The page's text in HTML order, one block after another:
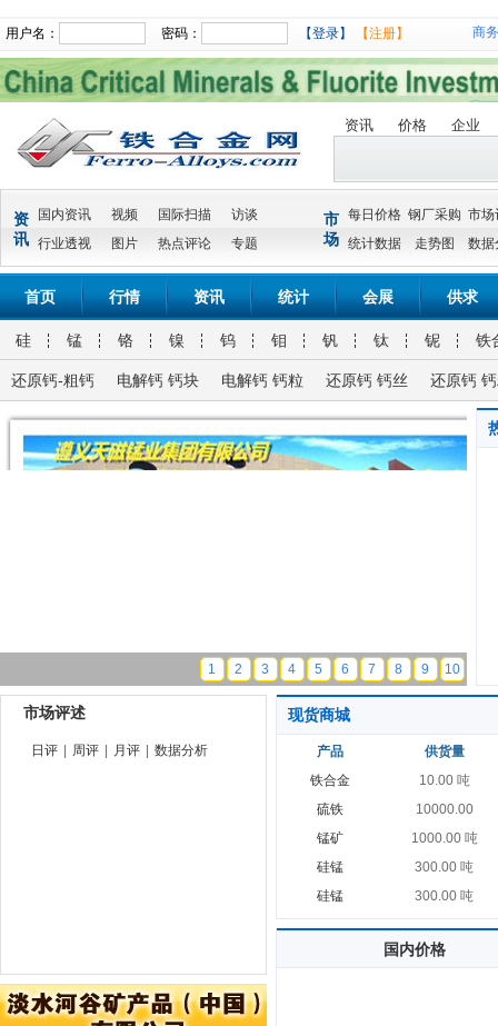
用户名： 密码： 【登录】 【注册】 商
资讯 价格 企业
资
讯
国内资讯 视频 国际扫描
访谈
行业透视
图片 热点评论 专题
市
场
每日价格 钢厂采购 市场
统计数据
走势图 数据
首页 行情 资讯 统计 会展 供求
硅 锰 铬 镍 钨 钼 钒 钛 铌 铁
还原钙-粗钙 电解钙 钙块 电解钙 钙粒 还原钙 钙丝 还原钙
1 2 3 4 5 6 7 8 9 10
市场评述
日评 周评 月评 数据分析
现货商城
产品
供货量
铁合金
10.00 吨
硫铁
10000.00
锰矿
1000.00 吨
硅锰
300.00 吨
硅锰
300.00 吨
国内价格